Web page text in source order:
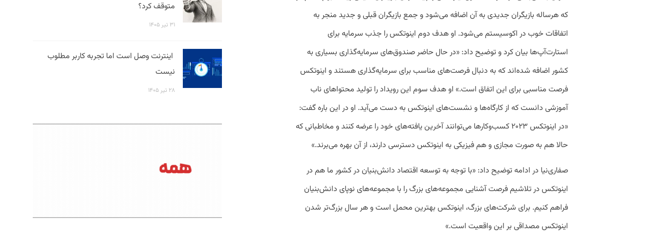
که هرساله بازیگران جدیدی به آن اضافه می‌شود و جمع بازیگران قبلی و جدید منجر به
اتفاقات خوب در اکوسیستم می‌شود. او هدف دوم اینوتکس را جذب سرمایه برای
استارت‌آپ‌ها بیان کرد و توضیح داد: «در حال حاضر صندوق‌های سرمایه‌گذاری بسیاری به
کشور اضافه شده‌اند که به دنبال فرصت‌های مناسب برای سرمایه‌گذاری هستند و اینوتکس
فرصت مناسبی برای این اتفاق است.» او هدف سوم این رویداد را تولید محتواهای ناب
آموزشی دانست که از کارگا‌ه‌ها و نشست‌های اینوتکس به دست می‌آید. او در این باره گفت:
«در اینوتکس ۲۰۲۳ کسب‌وکارها می‌توانند آخرین یافته‌های خود را عرضه کنند و مخاطبانی که
حالا هم به صورت مجازی و هم فیزیکی به اینوتکس دسترسی دارند، از آن بهره می‌برند.»
صفاری‌نیا در ادامه توضیح داد: «با توجه به توسعه اقتصاد دانش‌بنیان در کشور ما هم در
اینوتکس در تلاشیم فرصت آشنایی مجموعه‌های بزرگ را با مجموعه‌های نوپای دانش‌بنیان
فراهم کنیم. برای شرکت‌های بزرگ، اینوتکس بهترین محمل است و هر سال بزرگ‌تر شدن
اینوتکس مصداقی بر این واقعیت است.»
متوقف کرد؟
۳۱ تیر ۱۴۰۵
اینترنت وصل است اما تجربه کاربر مطلوب
نیست
۲۸ تیر ۱۴۰۵